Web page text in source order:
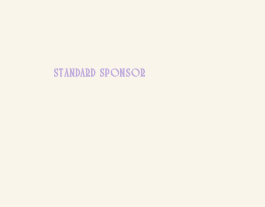
STANDARD SPONSOR